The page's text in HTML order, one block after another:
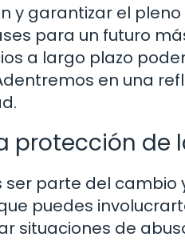
y garantizar el
para un futuro
a largo plazo
en una
protección de
parte del cambio
puedes
situaciones de